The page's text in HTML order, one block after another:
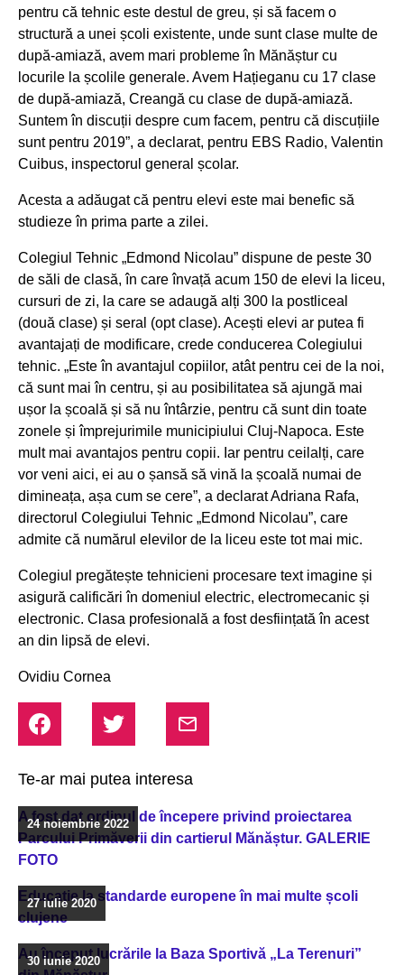
pentru că tehnic este destul de greu, și să facem o
structură a unei școli existente, unde sunt clase multe de
după-amiază, avem mari probleme în Mănăștur cu
locurile la școlile generale. Avem Hațieganu cu 17 clase
de după-amiază, Creangă cu clase de după-amiază.
Suntem în discuții despre cum facem, pentru că discuțiile
sunt pentru 2019”, a declarat, pentru EBS Radio, Valentin
Cuibus, inspectorul general școlar.
Acesta a adăugat că pentru elevi este mai benefic să
studieze în prima parte a zilei.
Colegiul Tehnic „Edmond Nicolau” dispune de peste 30
de săli de clasă, în care învață acum 150 de elevi la liceu,
cursuri de zi, la care se adaugă alți 300 la postliceal
(două clase) și seral (opt clase). Acești elevi ar putea fi
avantajați de modificare, crede conducerea Colegiului
tehnic. „Este în avantajul copiilor, atât pentru cei de la noi,
că sunt mai în centru, și au posibilitatea să ajungă mai
ușor la școală și să nu întârzie, pentru că sunt din toate
zonele și împrejurimile municipiului Cluj-Napoca. Este
mult mai avantajos pentru copii. Iar pentru ceilalți, care
vor veni aici, ei au o șansă să vină la școală numai de
dimineața, așa cum se cere”, a declarat Adriana Rafa,
directorul Colegiului Tehnic „Edmond Nicolau”, care
admite că numărul elevilor de la liceu este tot mai mic.
Colegiul pregătește tehnicieni procesare text imagine și
asigură calificări în domeniul electric, electromecanic și
electronic. Clasa profesională a fost desființată în acest
an din lipsă de elevi.
Ovidiu Cornea
Te-ar mai putea interesa
A fost dat ordinul de începere privind proiectarea
Parcului Primăverii din cartierul Mănăștur. GALERIE
FOTO
24 noiembrie 2022
Educație la standarde europene în mai multe școli
clujene
27 iulie 2020
Au început lucrările la Baza Sportivă „La Terenuri”
30 iunie 2020